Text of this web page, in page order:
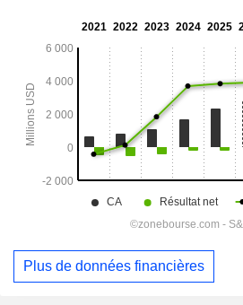
Plus de données financières